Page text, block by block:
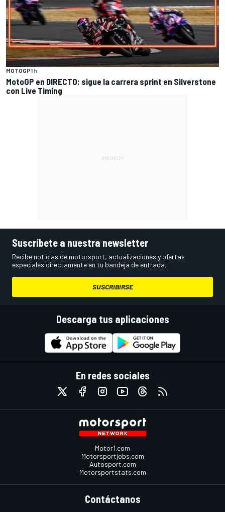
MOTOGP1 h
MotoGP en DIRECTO: sigue la carrera sprint en Silverstone
con Live Timing
Suscríbete a nuestra newsletter
Recibe noticias de motorsport, actualizaciones y ofertas
especiales directamente en tu bandeja de entrada.
SUSCRIBIRSE
Descarga tus aplicaciones
En redes sociales
Motor1.com
Motorsportjobs.com
Autosport.com
Motorsportstats.com
Contáctanos